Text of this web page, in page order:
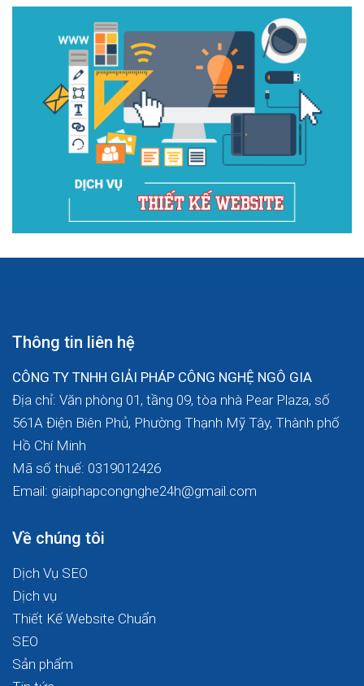
Thông tin liên hệ
CÔNG TY TNHH GIẢI PHÁP CÔNG NGHỆ NGÔ GIA
Địa chỉ: Văn phòng 01, tầng 09, tòa nhà Pear Plaza, số
561A Điện Biên Phủ, Phường Thạnh Mỹ Tây, Thành phố
Hồ Chí Minh
Mã số thuế: 0319012426
Email: giaiphapcongnghe24h@gmail.com
Về chúng tôi
Dịch Vụ SEO
Dịch vụ
Thiết Kế Website Chuẩn
SEO
Sản phẩm